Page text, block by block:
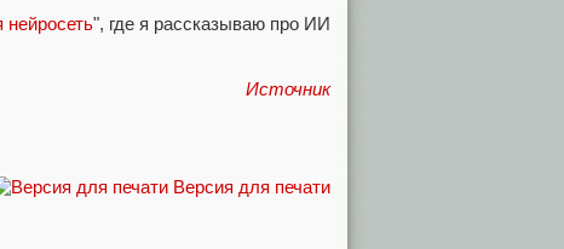
", где я рассказываю про ИИ
Источник
Версия для печати